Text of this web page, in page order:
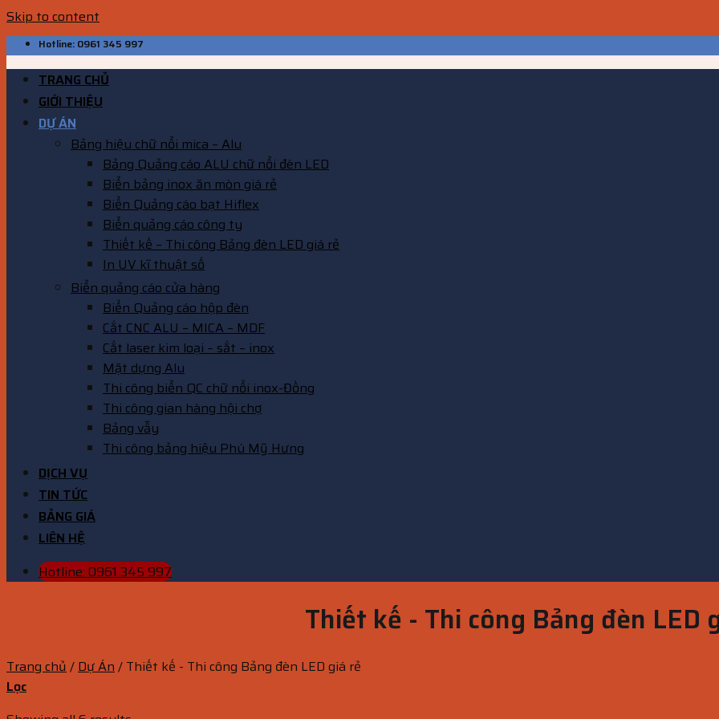
Skip to content
Hotline: 0961 345 997
TRANG CHỦ
GIỚI THIỆU
DỰ ÁN
Bảng hiệu chữ nổi mica – Alu
Bảng Quảng cáo ALU chữ nổi đèn LED
Biển bảng inox ăn mòn giá rẻ
Biển Quảng cáo bạt Hiflex
Biển quảng cáo công ty
Thiết kế – Thi công Bảng đèn LED giá rẻ
In UV kĩ thuật số
Biển quảng cáo cửa hàng
Biển Quảng cáo hộp đèn
Cắt CNC ALU – MICA – MDF
Cắt laser kim loại – sắt – inox
Mặt dựng Alu
Thi công biển QC chữ nổi inox-Đồng
Thi công gian hàng hội chợ
Bảng vẫy
Thi công bảng hiệu Phú Mỹ Hưng
DỊCH VỤ
TIN TỨC
BẢNG GIÁ
LIÊN HỆ
Hotline: 0961 345 997
Thiết kế - Thi công Bảng đèn LED
Trang chủ/Dự Án/ Thiết kế - Thi công Bảng đèn LED giá rẻ
Lọc